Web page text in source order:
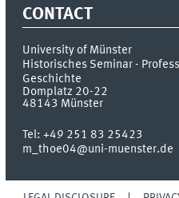
CONTACT
University of Münster
Historisches Seminar -
Geschichte
Domplatz 20-22
48143 Münster
Tel:+49 251 83 25423
m_thoe04@uni-muenster.de